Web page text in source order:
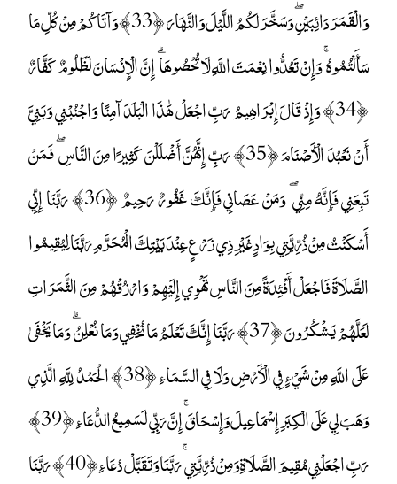
وَالْقَمَرَ دَائِبَيْنِ ۖ وَسَخَّرَ لَكُمُ اللَّيْلَ وَالنَّهَارَ ﴿33﴾ وَآتَاكُمْ مِنْ كُلِّ مَا
سَأَلْتُمُوهُ ۚ وَإِنْ تَعُدُّوا نِعْمَتَ اللَّهِ لَا تُحْصُوهَا ۗ إِنَّ الْإِنْسَانَ لَظَلُومٌ كَفَّارٌ
﴿34﴾ وَإِذْ قَالَ إِبْرَاهِيمُ رَبِّ اجْعَلْ هَٰذَا الْبَلَدَ آمِنًا وَاجْنُبْنِي وَبَنِيَّ
أَنْ نَعْبُدَ الْأَصْنَامَ ﴿35﴾ رَبِّ إِنَّهُنَّ أَضْلَلْنَ كَثِيرًا مِنَ النَّاسِ ۖ فَمَنْ
تَبِعَنِي فَإِنَّهُ مِنِّي ۖ وَمَنْ عَصَانِي فَإِنَّكَ غَفُورٌ رَحِيمٌ ﴿36﴾ رَبَّنَا إِنِّي
أَسْكَنْتُ مِنْ ذُرِّيَّتِي بِوَادٍ غَيْرِ ذِي زَرْعٍ عِنْدَ بَيْتِكَ الْمُحَرَّمِ رَبَّنَا لِيُقِيمُوا
الصَّلَاةَ فَاجْعَلْ أَفْئِدَةً مِنَ النَّاسِ تَهْوِي إِلَيْهِمْ وَارْزُقْهُمْ مِنَ الثَّمَرَاتِ
لَعَلَّهُمْ يَشْكُرُونَ ﴿37﴾ رَبَّنَا إِنَّكَ تَعْلَمُ مَا نُخْفِي وَمَا نُعْلِنُ ۗ وَمَا يَخْفَىٰ
عَلَى اللَّهِ مِنْ شَيْءٍ فِي الْأَرْضِ وَلَا فِي السَّمَاءِ ﴿38﴾ الْحَمْدُ لِلَّهِ الَّذِي
وَهَبَ لِي عَلَى الْكِبَرِ إِسْمَاعِيلَ وَإِسْحَاقَ ۚ إِنَّ رَبِّي لَسَمِيعُ الدُّعَاءِ ﴿39﴾
رَبِّ اجْعَلْنِي مُقِيمَ الصَّلَاةِ وَمِنْ ذُرِّيَّتِي ۚ رَبَّنَا وَتَقَبَّلْ دُعَاءِ ﴿40﴾ رَبَّنَا